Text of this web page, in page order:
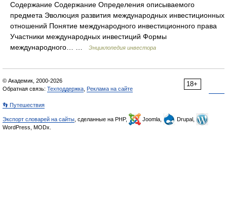
Содержание Содержание Определения описываемого
предмета Эволюция развития международных инвестиционных
отношений Понятие международного инвестиционного права
Участники международных инвестиций Формы
международного… …
Энциклопедия инвестора
18+
© Академик, 2000-2026
Обратная связь: Техподдержка Реклама на сайте
👣 Путешествия
Экспорт словарей на сайты , сделанные на PHP, Joomla,
Drupal,
WordPress, MODx.